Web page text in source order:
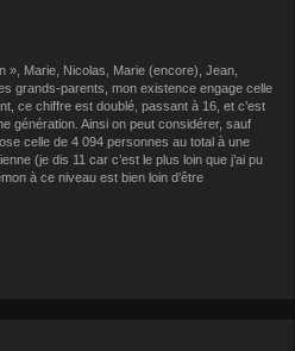
», Marie, Nicolas, Marie (encore), Jean,
grands-parents, mon existence engage celle
ce chiffre est doublé, passant à 16, et c’est
génération. Ainsi on peut considérer, sauf
celle de 4 094 personnes au total à une
(je dis 11 car c’est le plus loin que j’ai pu
à ce niveau est bien loin d’être